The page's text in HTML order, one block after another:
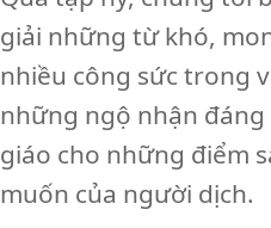
giải những từ khó,
nhiều công sức trong
những ngộ nhận
giáo cho những điểm
muốn của người dịch.